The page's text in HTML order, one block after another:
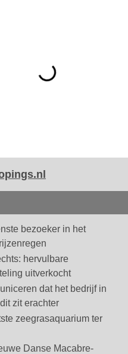
bezoeker in het
hervulbare
uitverkocht
dat het bedrijf in
zit erachter
zeegrasaquarium ter
Danse Macabre-